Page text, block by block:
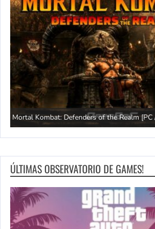
Conhecendo jogos do Nintendo 64 (Parte 6)
ÚLTIMAS OBSERVATORIO DE GAMES!